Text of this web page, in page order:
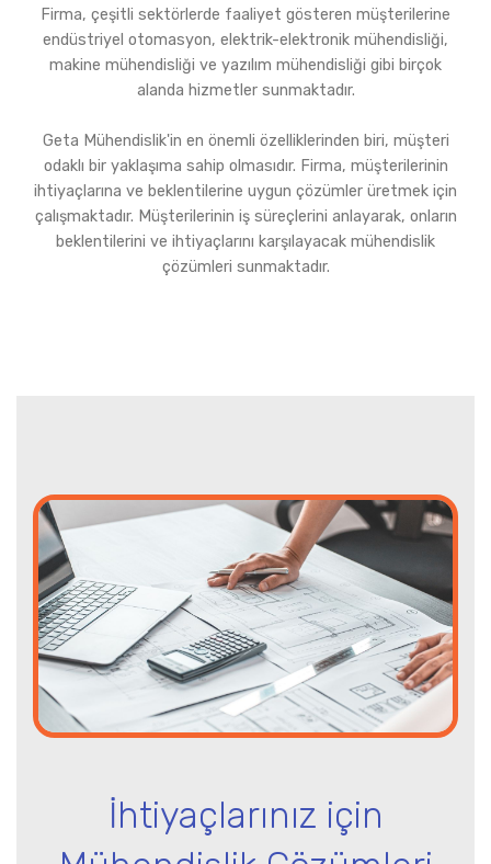
Firma, çeşitli sektörlerde faaliyet gösteren müşterilerine
endüstriyel otomasyon, elektrik-elektronik mühendisliği,
makine mühendisliği ve yazılım mühendisliği gibi birçok
alanda hizmetler sunmaktadır.
Geta Mühendislik'in en önemli özelliklerinden biri, müşteri
odaklı bir yaklaşıma sahip olmasıdır. Firma, müşterilerinin
ihtiyaçlarına ve beklentilerine uygun çözümler üretmek için
çalışmaktadır. Müşterilerinin iş süreçlerini anlayarak, onların
beklentilerini ve ihtiyaçlarını karşılayacak mühendislik
çözümleri sunmaktadır.
İhtiyaçlarınız için